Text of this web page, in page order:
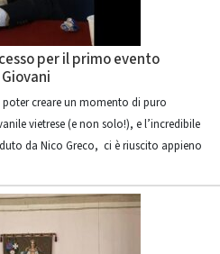
per il primo evento
poter creare un momento di puro
vietrese (e non solo!), e l’incredibile
da Nico Greco, ci è riuscito appieno